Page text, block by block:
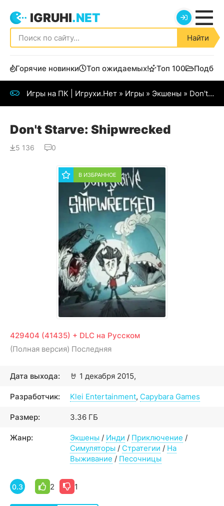
IGRUHI.NET
Найти
Горячие новинки Топ ожидаемых! Топ 100
Игры на ПК | Игрухи.Нет » Игры » Экшены » Don't Starve: Shipwrecked
Don't Starve: Shipwrecked
5 136 0
В ИЗБРАННОЕ
429404 (41435) + DLC на Русском
(Полная версия) Последняя
🤘
Дата выхода: 1 декабря 2015,
Разработчик: Klei Entertainment, Capybara Games
Размер: 3.36 ГБ
Жанр: Экшены / Инди / Приключение /
Симуляторы / Стратегии / На
Выживание / Песочницы
0.3 2 1